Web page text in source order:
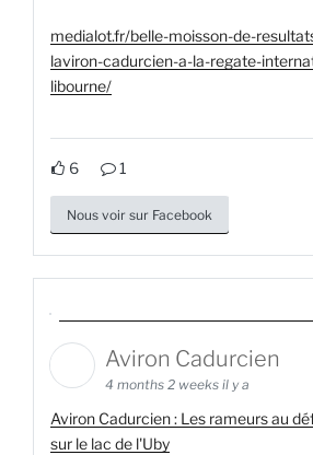
medialot.fr/belle-moisson-de-
laviron-cadurcien-a-la-regate-
libourne/
6 1
Nous voir sur Facebook
Aviron Cadurcien
4 months 2 weeks il y a
Aviron Cadurcien : Les rameurs au
sur le lac de l'Uby